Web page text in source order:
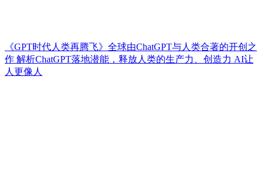
《GPT时代人类再腾飞》全球由ChatGPT与人类合著的开创之
作 解析ChatGPT落地潜能，释放人类的生产力、创造力 AI让
人更像人